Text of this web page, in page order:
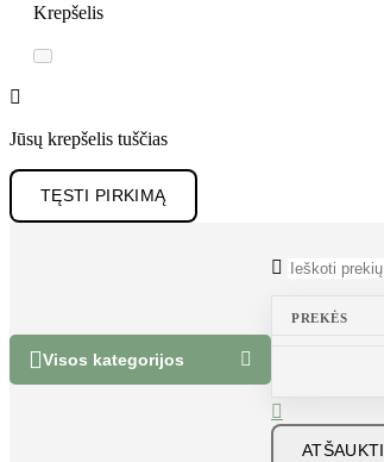
Krepšelis

Jūsų krepšelis tuščias
TĘSTI PIRKIMĄ
Visos kategorijos 

PREKĖS

ATŠAUKTI